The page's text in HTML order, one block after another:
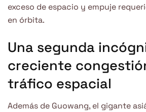
exceso de espacio y empuje
en órbita.
Una segunda
creciente
tráfico espacial
Además de Guowang, el gigante